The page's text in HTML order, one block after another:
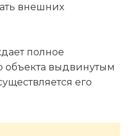
внешних
полное
объекта выдвинутым
его